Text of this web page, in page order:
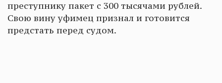
преступнику пакет с 300 тысячами рублей.
Свою вину уфимец признал и готовится
предстать перед судом.